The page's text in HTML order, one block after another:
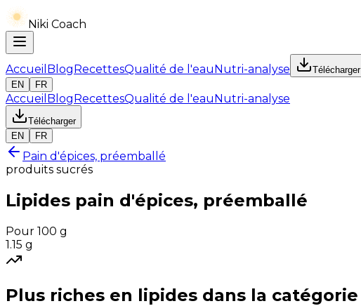
Niki Coach
Accueil BlogRecettesQualité de l'eauNutri-analyse
Télécharger
EN
FR
Accueil BlogRecettesQualité de l'eauNutri-analyse
Télécharger
EN
FR
Pain d'épices, préemballé
produits sucrés
Lipides pain d'épices, préemballé
Pour 100 g
1.15 g
Plus riches en lipides dans la catégorie